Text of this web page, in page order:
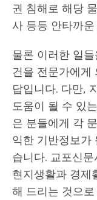
권 침해로 해당
사 등등 안타까
물론 이러한 일
건을 전문가에게
답입니다. 다만,
도움이 될 수 있
은 분들에게 각
익한 기반정보가
습니다. 교포신
현지생활과 경제
해 드리는 것으